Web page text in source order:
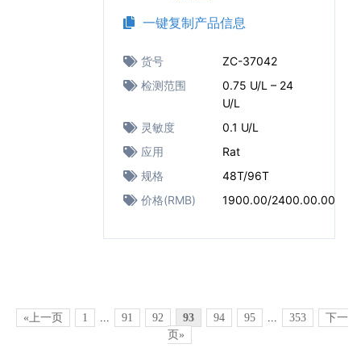
一键复制产品信息
货号
ZC-37042
检测范围
0.75 U/L – 24
U/L
灵敏度
0.1 U/L
应用
Rat
规格
48T/96T
价格(RMB)
1900.00/2400.00.00
«上一页 1 ... 91 92 93 94 95 ... 353
下一
页»